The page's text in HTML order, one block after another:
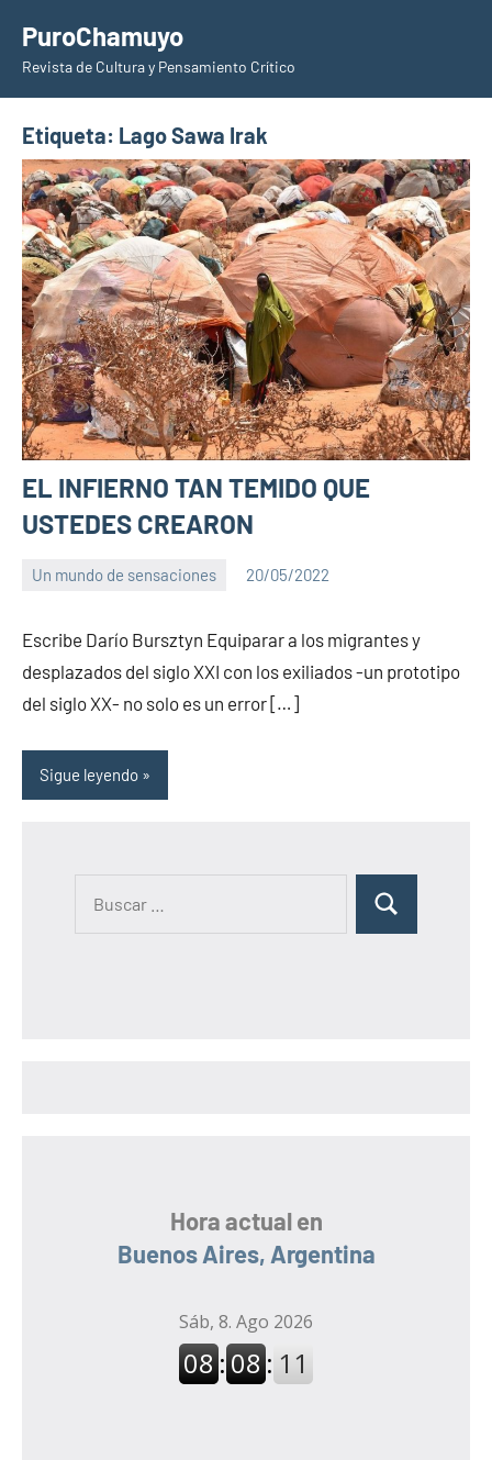
contenido
PuroChamuyo
Revista de Cultura y Pensamiento Crítico
Etiqueta: Lago Sawa Irak
EL INFIERNO TAN TEMIDO QUE
USTEDES CREARON
Un mundo de sensaciones 20/05/2022
Escribe Darío Bursztyn Equiparar a los migrantes y
desplazados del siglo XXI con los exiliados -un prototipo
del siglo XX- no solo es un error […]
Sigue leyendo
B
Hora actual en
Buenos Aires, Argentina